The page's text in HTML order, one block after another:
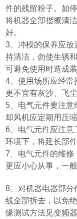
件的残留粉子。如
将机器全部揩擦清
好。
3 、冲模的保养应
持清洁，勿使生锈
可避免使用时造成
4 、使用场所应经
更不宜有灰沙、飞尘
5 、电气元件要注
却风机应定期用压
6 、电气元件应注
环境下，将延长部
7 、电气元件的维
更应小心从事，一
8 、对机器电器部
线全部拆去，以免
缘测试方法见变频